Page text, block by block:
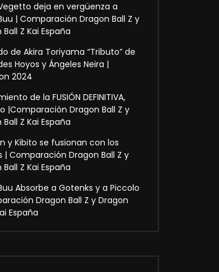
deja en vergüenza a
| Comparación Dragon Ball Z y
Z Kai España
de Akira Toriyama “Tributo” de
Hoyos y Ángeles Neira |
2024
de la FUSIÓN DEFINITIVA,
|Comparación Dragon Ball Z y
Z Kai España
y Kibito se fusionan con los
| Comparación Dragon Ball Z y
Z Kai España
Absorbe a Gotenks y a Piccolo
Dragon Ball Z y Dragon
España